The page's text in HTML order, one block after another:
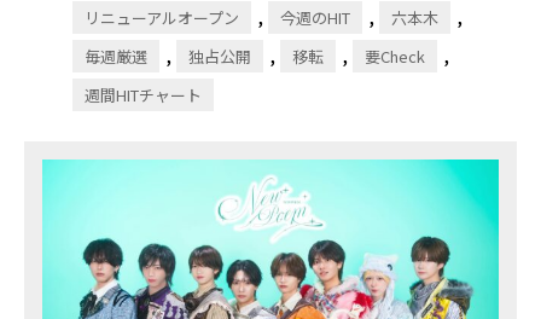
リニューアルオープン , 今週のHIT , 六本木 ,
毎週厳選 , 独占公開 , 移転 , 要Check ,
週間HITチャート